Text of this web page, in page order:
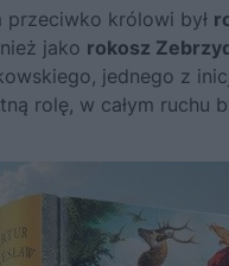
przeciwko królowi był
jako rokosz
jednego z
rolę, w całym ruchu